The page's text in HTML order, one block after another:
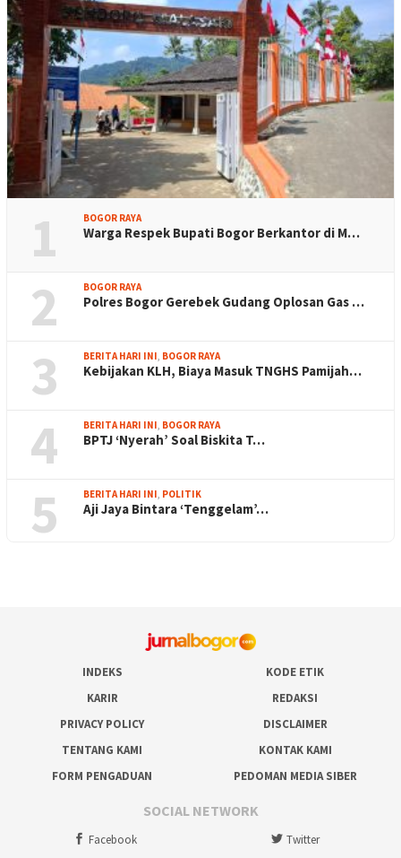
1 BOGOR RAYA
Warga Respek Bupati Bogor Berkantor di M…
2 BOGOR RAYA
Polres Bogor Gerebek Gudang Oplosan Gas …
3 BERITA HARI INI BOGOR RAYA
Kebijakan KLH, Biaya Masuk TNGHS Pamijah…
4 BERITA HARI INI BOGOR RAYA
BPTJ ‘Nyerah’ Soal Biskita T…
5 BERITA HARI INI POLITIK
Aji Jaya Bintara ‘Tenggelam’…
INDEKS
KODE ETIK
KARIR
REDAKSI
PRIVACY POLICY
DISCLAIMER
TENTANG KAMI
KONTAK KAMI
FORM PENGADUAN
PEDOMAN MEDIA SIBER
SOCIAL NETWORK
Facebook Twitter